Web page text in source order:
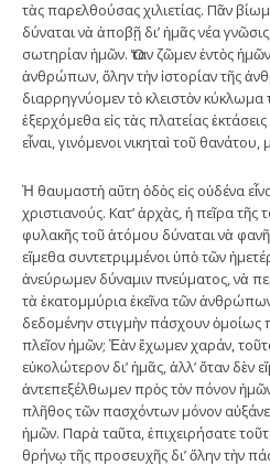
τὰς παρελθούσας χιλιετίας. Πᾶν
δύναται νὰ ἀποβῇ δι’ ἡμᾶς νέα
σωτηρίαν ἡμῶν. Ὅταν ζῶμεν ἐντὸς
ἀνθρώπων, ὅλην τὴν ἱστορίαν τῆς
διαρρηγνύομεν τὸ κλειστὸν κύκλωμα
ἐξερχόμεθα εἰς τὰς πλατείας
εἶναι, γινόμενοι νικηταὶ τοῦ
Ἡ θαυμαστὴ αὕτη ὁδὸς εἰς οὐδένα
χριστιανούς. Κατ’ ἀρχὰς, ἡ πεῖρα τῆς
φυλακῆς τοῦ ἀτόμου δύναται νὰ
εἴμεθα συντετριμμένοι ὑπὸ τῶν
ἀνεύρωμεν δύναμιν πνεύματος, νὰ
τὰ ἑκατομμύρια ἐκεῖνα τῶν
δεδομένην στιγμὴν πάσχουν ὁμοίως
πλεῖον ἡμῶν; Ἐὰν ἔχωμεν χαράν,
εὐκολώτερον δι’ ἡμᾶς, ἀλλ’ ὅταν δὲν
ἀντεπεξέλθωμεν πρὸς τὸν πόνον
πλῆθος τῶν πασχόντων μόνον
ἡμῶν. Παρὰ ταῦτα, ἐπιχειρήσατε
θρήνῳ τῆς προσευχῆς δι’ ὅλην τὴν